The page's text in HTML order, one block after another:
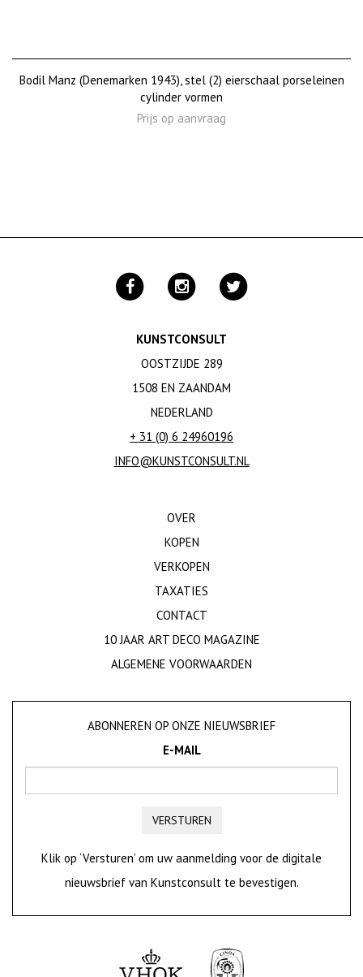
Bodil Manz (Denemarken 1943), stel (2) eierschaal porseleinen
cylinder vormen
Prijs op aanvraag
KUNSTCONSULT
OOSTZIJDE 289
1508 EN ZAANDAM
NEDERLAND
+ 31 (0) 6 24960196
INFO@KUNSTCONSULT.NL
OVER
KOPEN
VERKOPEN
TAXATIES
CONTACT
10 JAAR ART DECO MAGAZINE
ALGEMENE VOORWAARDEN
ABONNEREN OP ONZE NIEUWSBRIEF
E-MAIL
VERSTUREN
Klik op ‘Versturen’ om uw aanmelding voor de digitale
nieuwsbrief van Kunstconsult te bevestigen.